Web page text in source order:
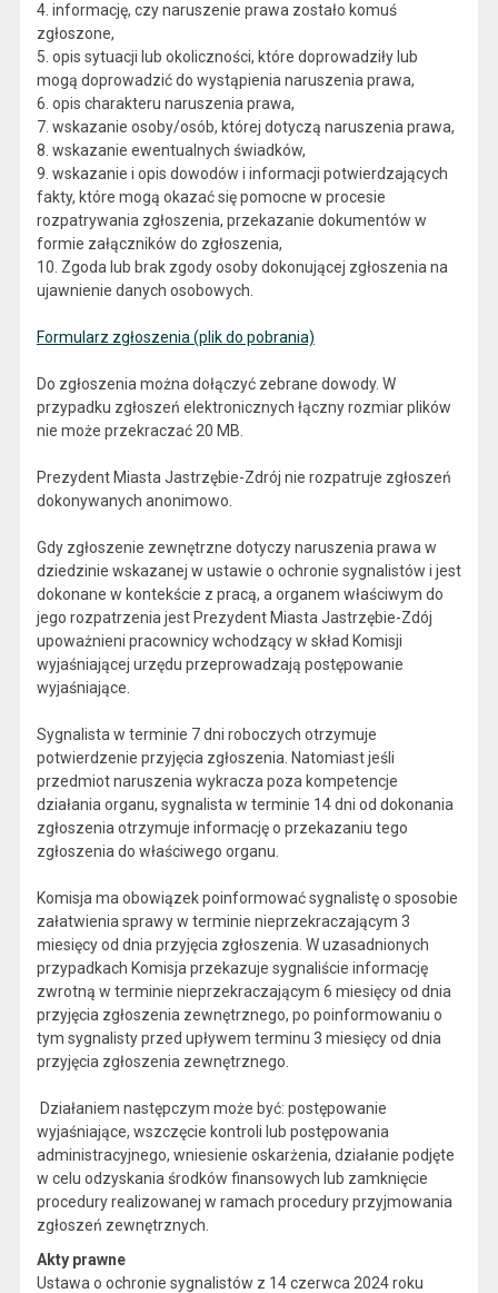
4. informację, czy naruszenie prawa zostało komuś
zgłoszone,
5. opis sytuacji lub okoliczności, które doprowadziły lub
mogą doprowadzić do wystąpienia naruszenia prawa,
6. opis charakteru naruszenia prawa,
7. wskazanie osoby/osób, której dotyczą naruszenia prawa,
8. wskazanie ewentualnych świadków,
9. wskazanie i opis dowodów i informacji potwierdzających
fakty, które mogą okazać się pomocne w procesie
rozpatrywania zgłoszenia, przekazanie dokumentów w
formie załączników do zgłoszenia,
10. Zgoda lub brak zgody osoby dokonującej zgłoszenia na
ujawnienie danych osobowych.
Formularz zgłoszenia (plik do pobrania)
Do zgłoszenia można dołączyć zebrane dowody. W
przypadku zgłoszeń elektronicznych łączny rozmiar plików
nie może przekraczać 20 MB.
Prezydent Miasta Jastrzębie-Zdrój nie rozpatruje zgłoszeń
dokonywanych anonimowo.
Gdy zgłoszenie zewnętrzne dotyczy naruszenia prawa w
dziedzinie wskazanej w ustawie o ochronie sygnalistów i jest
dokonane w kontekście z pracą, a organem właściwym do
jego rozpatrzenia jest Prezydent Miasta Jastrzębie-Zdój
upoważnieni pracownicy wchodzący w skład Komisji
wyjaśniającej urzędu przeprowadzają postępowanie
wyjaśniające.
Sygnalista w terminie 7 dni roboczych otrzymuje
potwierdzenie przyjęcia zgłoszenia. Natomiast jeśli
przedmiot naruszenia wykracza poza kompetencje
działania organu, sygnalista w terminie 14 dni od dokonania
zgłoszenia otrzymuje informację o przekazaniu tego
zgłoszenia do właściwego organu.
Komisja ma obowiązek poinformować sygnalistę o sposobie
załatwienia sprawy w terminie nieprzekraczającym 3
miesięcy od dnia przyjęcia zgłoszenia. W uzasadnionych
przypadkach Komisja przekazuje sygnaliście informację
zwrotną w terminie nieprzekraczającym 6 miesięcy od dnia
przyjęcia zgłoszenia zewnętrznego, po poinformowaniu o
tym sygnalisty przed upływem terminu 3 miesięcy od dnia
przyjęcia zgłoszenia zewnętrznego.
Działaniem następczym może być: postępowanie
wyjaśniające, wszczęcie kontroli lub postępowania
administracyjnego, wniesienie oskarżenia, działanie podjęte
w celu odzyskania środków finansowych lub zamknięcie
procedury realizowanej w ramach procedury przyjmowania
zgłoszeń zewnętrznych.
Akty prawne
Ustawa o ochronie sygnalistów z 14 czerwca 2024 roku